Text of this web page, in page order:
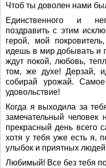
Чтоб ты доволен нами
Единственного и
поздравить с этим
герой, мой
идешь в мир добывать и
ждут покой, любовь,
том, же духе! Дерзай,
собирай урожай.
удовольствие!
Когда я выходила за
замечательный
прекрасный день всего
хотя у тебя уже есть я,
улыбок и приятных
Любимый! Все без тебя